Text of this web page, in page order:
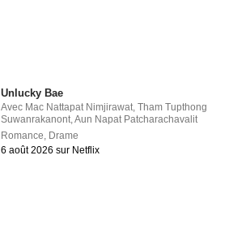
Unlucky Bae
Avec Mac Nattapat Nimjirawat,Tham Tupthong
Suwanrakanont,Aun Napat Patcharachavalit
Romance, Drame
6 août 2026 sur Netflix